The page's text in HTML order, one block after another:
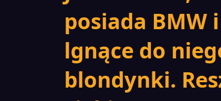
posiada BMW
lgnące do
blondynki.